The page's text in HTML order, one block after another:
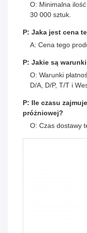
O: Minimalna
30 000 sztuk.
P: Jaka jest cena
A: Cena tego
P: Jakie są
O: Warunki
D/A, D/P, T/T i
P: Ile czasu
próżniowej?
O: Czas dostawy